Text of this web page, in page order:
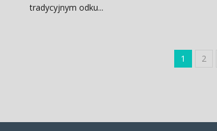
tradycyjnym odku...
1 2